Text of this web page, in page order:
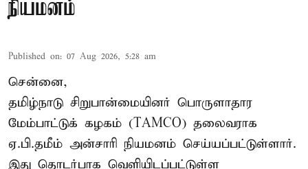
நியமனம்
Published on: 07 Aug 2026, 5:28 am
சென்னை,
தமிழ்நாடு சிறுபான்மையினர் பொருளாதார
மேம்பாட்டுக் கழகம் (TAMCO) தலைவராக
ஏ.பி.தமீம் அன்சாரி நியமனம் செய்யப்பட்டுள்ளார்.
இது தொடர்பாக வெளியிடப்பட்டுள்ள